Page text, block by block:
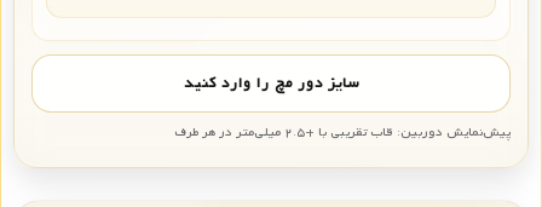
سایز دور مچ را وارد کنید
پیش‌نمایش دوربین: قاب تقریبی با +۲.۵ میلی‌متر در هر طرف